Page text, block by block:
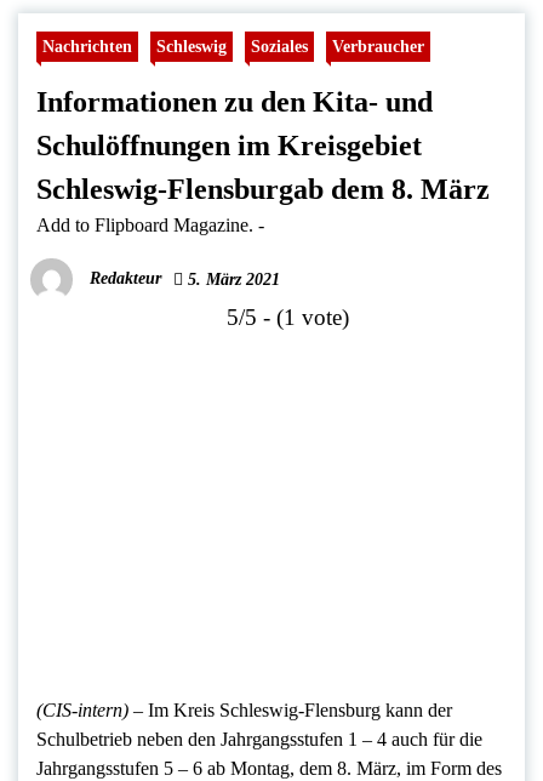
Nachrichten Schleswig Soziales Verbraucher
Informationen zu den Kita- und
Schulöffnungen im Kreisgebiet
Schleswig-Flensburgab dem 8. März
Add to Flipboard Magazine. -
Redakteur 5. März 2021
5/5 - (1 vote)
(CIS-intern) – Im Kreis Schleswig-Flensburg kann der
Schulbetrieb neben den Jahrgangsstufen 1 – 4 auch für die
Jahrgangsstufen 5 – 6 ab Montag, dem 8. März, im Form des